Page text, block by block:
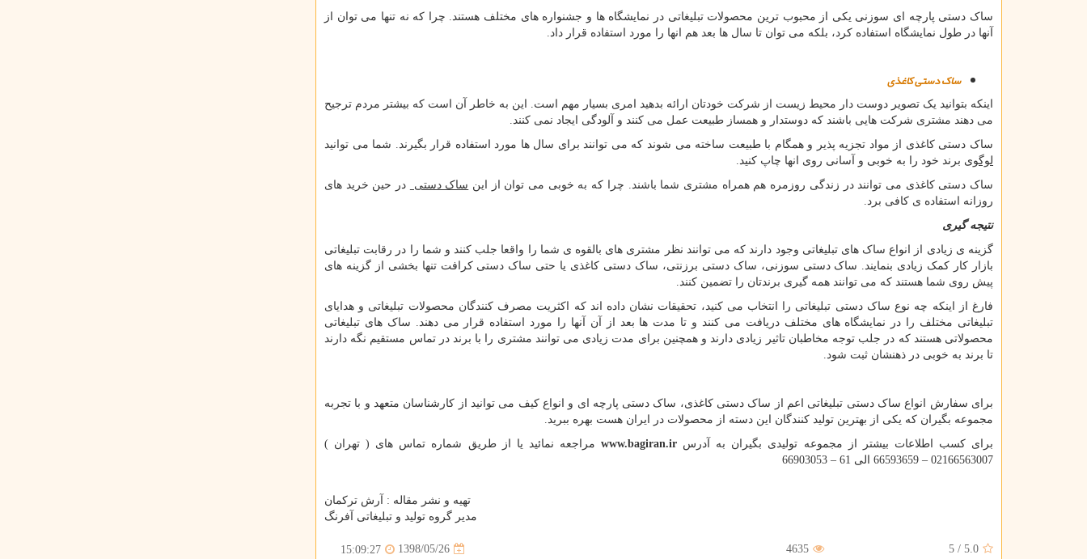
ساک دستی پارچه ای سوزنی یکی از محبوب ترین محصولات تبلیغاتی در نمایشگاه ها و جشنواره های مختلف هستند. چرا که نه تنها می توان از
آنها در طول نمایشگاه استفاده کرد، بلکه می توان تا سال ها بعد هم انها را مورد استفاده قرار داد.
ساک دستی کاغذی
اینکه بتوانید یک تصویر دوست دار محیط زیست از شرکت خودتان ارائه بدهید امری بسیار مهم است. این به خاطر آن است که بیشتر مردم ترجیح
می دهند مشتری شرکت هایی باشند که دوستدار و همساز طبیعت عمل می کنند و آلودگی ایجاد نمی کنند.
ساک دستی کاغذی از مواد تجزیه پذیر و همگام با طبیعت ساخته می شوند که می توانند برای سال ها مورد استفاده قرار بگیرند. شما می توانید
لوگوی برند خود را به خوبی و آسانی روی انها چاپ کنید.
ساک دستی کاغذی می توانند در زندگی روزمره هم همراه مشتری شما باشند. چرا که به خوبی می توان از این ساک دستی
در حین خرید های
روزانه استفاده ی کافی برد.
نتیجه گیری
گزینه ی زیادی از انواع ساک های تبلیغاتی وجود دارند که می توانند نظر مشتری های بالقوه ی شما را واقعا جلب کنند و شما را در رقابت تبلیغاتی
بازار کار کمک زیادی بنمایند. ساک دستی سوزنی، ساک دستی برزنتی، ساک دستی کاغذی یا حتی ساک دستی کرافت تنها بخشی از گزینه های
پیش روی شما هستند که می توانند همه گیری برندتان را تضمین کنند.
فارغ از اینکه چه نوع ساک دستی تبلیغاتی را انتخاب می کنید، تحقیقات نشان داده اند که اکثریت مصرف کنندگان محصولات تبلیغاتی و هدایای
تبلیغاتی مختلف را در نمایشگاه های مختلف دریافت می کنند و تا مدت ها بعد از آن آنها را مورد استفاده قرار می دهند. ساک های تبلیغاتی
محصولاتی هستند که در جلب توجه مخاطبان تاثیر زیادی دارند و همچنین برای مدت زیادی می توانند مشتری را با برند در تماس مستقیم نگه دارند
تا برند به خوبی در ذهنشان ثبت شود.
برای سفارش انواع ساک دستی تبلیغاتی اعم از ساک دستی کاغذی، ساک دستی پارچه ای و انواع کیف می توانید از کارشناسان متعهد و با تجربه
مجموعه بگیران که یکی از بهترین تولید کنندگان این دسته از محصولات در ایران هست بهره ببرید.
برای کسب اطلاعات بیشتر از مجموعه تولیدی بگیران به آدرس www.bagiran.irمراجعه نمائید یا از طریق شماره تماس های ( تهران )
02166563007 – 66593659 الی 61 – 66903053
تهیه و نشر مقاله : آرش ترکمان
مدیر گروه تولید و تبلیغاتی آفرنگ
5.0
/
5
4635
1398/05/26
15:09:27